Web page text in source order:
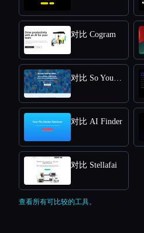
对比 Cogram
对比 So You Had An Idea
对比 AI Finder
对比 Stellafai
查看所有可比较的工具。